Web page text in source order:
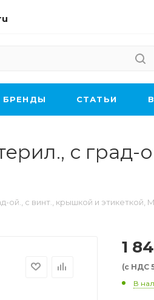
БРЕНДЫ CТАТЬИ
с град-
ой., с винт., крышкой и этикеткой,
1
(с НДС
В